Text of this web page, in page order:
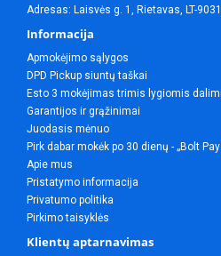
Adresas: Laisvės g. 1, Rietavas, LT-
Informacija
Apmokėjimo sąlygos
DPD Pickup siuntų taškai
Esto 3 mokėjimas trimis lygiomis
Garantijos ir grąžinimai
Juodasis mėnuo
Pirk dabar mokėk po 30 dienų - „Bolt
Apie mus
Pristatymo informacija
Privatumo politika
Pirkimo taisyklės
Klientų aptarnavimas